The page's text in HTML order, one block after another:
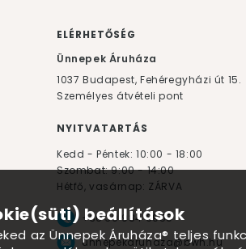
ELÉRHETŐSÉG
Ünnepek Áruháza
1037 Budapest, Fehéregyházi út 15.
Személyes átvételi pont
NYITVATARTÁS
Kedd - Péntek: 10:00 - 18:00
Szombat: 9:00 - 14:00
Hétfő, vasárnap: ZÁRVA
+36 30 984 6955
unnepekaruhaza@bwh.hu
beállítások
az Ünnepek Áruháza® teljes